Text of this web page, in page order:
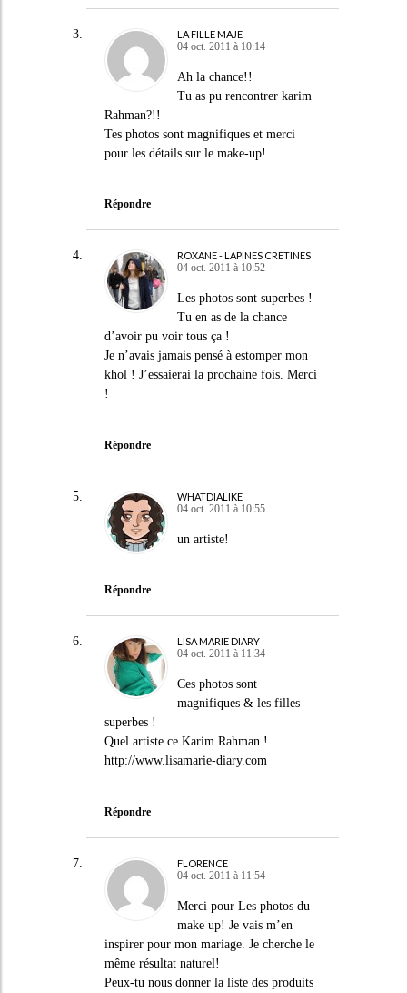
LA FILLE MAJE
04 oct. 2011 à 10:14
Ah la chance!!
Tu as pu rencontrer karim
Rahman?!!
Tes photos sont magnifiques et merci
pour les détails sur le make-up!
Répondre
ROXANE - LAPINES CRETINES
04 oct. 2011 à 10:52
Les photos sont superbes !
Tu en as de la chance
d’avoir pu voir tous ça !
Je n’avais jamais pensé à estomper mon
khol ! J’essaierai la prochaine fois. Merci
!
Répondre
WHATDIALIKE
04 oct. 2011 à 10:55
un artiste!
Répondre
LISA MARIE DIARY
04 oct. 2011 à 11:34
Ces photos sont
magnifiques & les filles
superbes !
Quel artiste ce Karim Rahman !
http://www.lisamarie-diary.com
Répondre
FLORENCE
04 oct. 2011 à 11:54
Merci pour Les photos du
make up! Je vais m’en
inspirer pour mon mariage. Je cherche le
même résultat naturel!
Peux-tu nous donner la liste des produits